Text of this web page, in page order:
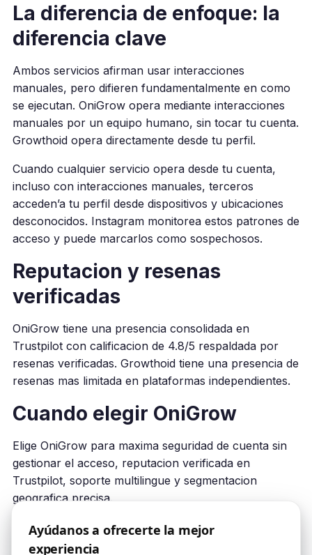
La diferencia de enfoque: la
diferencia clave
Ambos servicios afirman usar interacciones
manuales, pero difieren fundamentalmente en como
se ejecutan. OniGrow opera mediante interacciones
manuales por un equipo humano, sin tocar tu cuenta.
Growthoid opera directamente desde tu perfil.
Cuando cualquier servicio opera desde tu cuenta,
incluso con interacciones manuales, terceros
acceden’a tu perfil desde dispositivos y ubicaciones
desconocidos. Instagram monitorea estos patrones de
acceso y puede marcarlos como sospechosos.
Reputacion y resenas
verificadas
OniGrow tiene una presencia consolidada en
Trustpilot con calificacion de 4.8/5 respaldada por
resenas verificadas. Growthoid tiene una presencia de
resenas mas limitada en plataformas independientes.
Cuando elegir OniGrow
Elige OniGrow para maxima seguridad de cuenta sin
gestionar el acceso, reputacion verificada en
Trustpilot, soporte multilingue y segmentacion
geografica precisa.
El servicio de crecimiento en
Ayúdanos a ofrecerte la mejor
experiencia